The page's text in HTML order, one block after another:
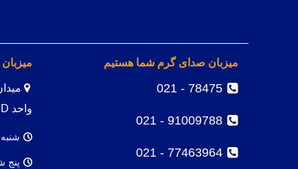
میزبان صدای گرم شما هستیم
78475 - 021
91009788 - 021
77463964 - 021
واحد 19D
پنج